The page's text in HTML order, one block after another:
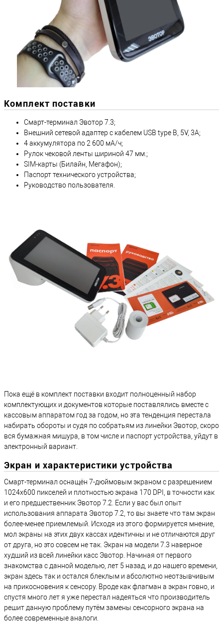
Комплект поставки
Смарт-терминал Эвотор 7.3;
Внешний сетевой адаптер с кабелем USB type B, 5V, 3A;
4 аккумулятора по 2 600 мА/ч;
Рулок чековой ленты шириной 47 мм.;
SIM-карты (Билайн, Мегафон);
Паспорт технического устройства;
Руководство пользователя.
Пока ещё в комплект поставки входит полноценный набор
комплектующих и документов которые поставлялись вместе с
кассовым аппаратом год за годом, но эта тенденция перестала
набирать обороты и судя по собратьям из линейки Эвотор, скоро
вся бумажная мишура, в том числе и паспорт устройства, уйдут в
электронный вариант.
Экран и характеристики устройства
Смарт-терминал оснащён 7-дюймовым экраном с разрешением
1024х600 пикселей и плотностью экрана 170 DPI, в точности как
и его предшественник Эвотор 7.2. Если у вас был опыт
использования аппарата Эвотор 7.2, то вы знаете что там экран
более-менее приемлемый. Исходя из этого формируется мнение,
мол экраны на этих двух кассах идентичны и не отличаются друг
от друга, но это совсем не так. Экран на модели 7.3 наверное
худший из всей линейки касс Эвотор. Начиная от первого
знакомства с данной моделью, лет 5 назад, и до нашего времени,
экран здесь так и остался блеклым и абсолютно неотзывчивым
на прикосновения к сенсору. Вроде как флагман а экран говно, и
спустя много лет я уже перестал надеяться что производитель
решит данную проблему путём замены сенсорного экрана на
более современные аналоги.